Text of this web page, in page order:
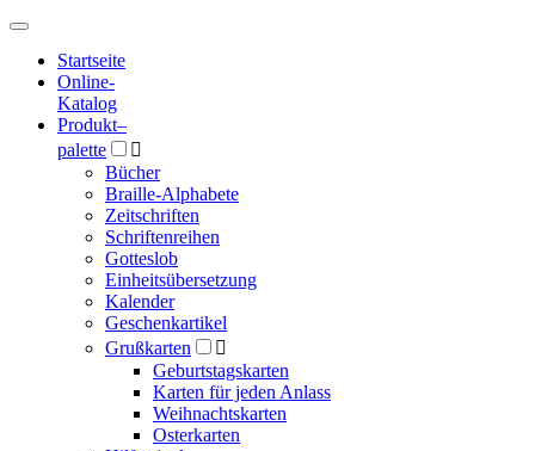
Hauptmenü
Hauptmenü
Startseite
Online-
Katalog
Produkt–
palette

Bücher
Braille-Alphabete
Zeitschriften
Schriftenreihen
Gotteslob
Einheitsübersetzung
Kalender
Geschenkartikel
Grußkarten

Geburtstagskarten
Karten für jeden Anlass
Weihnachtskarten
Osterkarten